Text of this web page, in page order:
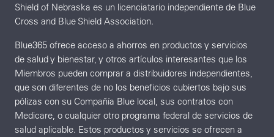
Shield of Nebraska es un licenciatario independiente de Blue
Cross and Blue Shield Association.
Blue365 ofrece acceso a ahorros en productos y servicios
de salud y bienestar, y otros artículos interesantes que los
Miembros pueden comprar a distribuidores independientes,
que son diferentes de no los beneficios cubiertos bajo sus
pólizas con su Compañía Blue local, sus contratos con
Medicare, o cualquier otro programa federal de servicios de
salud aplicable. Estos productos y servicios se ofrecen a